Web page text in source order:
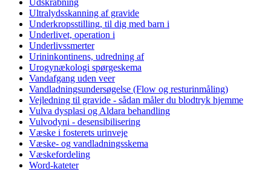
Ultralydsskanning af gravide
Underkropsstilling, til dig med barn i
Underlivet, operation i
Underlivssmerter
Urininkontinens, udredning af
Urogynækologi spørgeskema
Vandafgang uden veer
Vandladningsundersøgelse (Flow og resturinmåling)
Vejledning til gravide - sådan måler du blodtryk hjemme
Vulva dysplasi og Aldara behandling
Vulvodyni - desensibilisering
Væske i fosterets urinveje
Væske- og vandladningsskema
Væskefordeling
Word-kateter